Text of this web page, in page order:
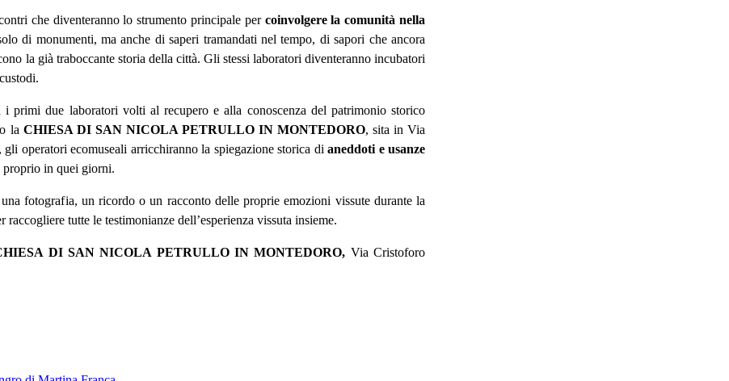
che diventeranno lo strumento principale per coinvolgere la comunità nella
di monumenti, ma anche di saperi tramandati nel tempo, di sapori che ancora
la già traboccante storia della città. Gli stessi laboratori diventeranno incubatori
primi due laboratori volti al recupero e alla conoscenza del patrimonio storico
la CHIESA DI SAN NICOLA PETRULLO IN MONTEDORO, sita in Via
operatori ecomuseali arricchiranno la spiegazione storica di aneddoti e usanze
proprio in quei giorni.
fotografia, un ricordo o un racconto delle proprie emozioni vissute durante la
tutte le testimonianze dell’esperienza vissuta insieme.
DI SAN NICOLA PETRULLO IN MONTEDORO, Via Cristoforo